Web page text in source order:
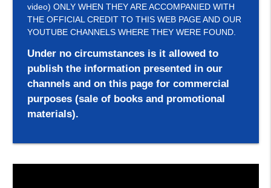
video) ONLY WHEN THEY ARE ACCOMPANIED WITH
THE OFFICIAL CREDIT TO THIS WEB PAGE AND OUR
YOUTUBE CHANNELS WHERE THEY WERE FOUND.
Under no circumstances is it allowed to
publish the information presented in our
channels and on this page for commercial
purposes (sale of books and promotional
materials).